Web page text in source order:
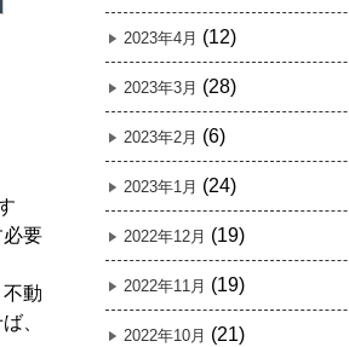
要
動
、
2023年4月 (12)
2023年3月 (28)
2023年2月 (6)
2023年1月 (24)
2022年12月 (19)
2022年11月 (19)
2022年10月 (21)